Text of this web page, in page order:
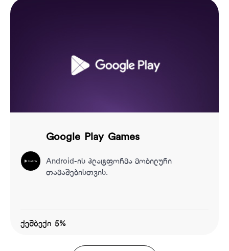
Google Play Games
Android-ის პლატფორმა მობილური
თამაშებისთვის.
ქეშბექი 5%